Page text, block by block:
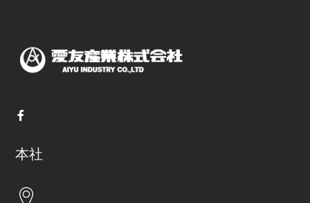
本社